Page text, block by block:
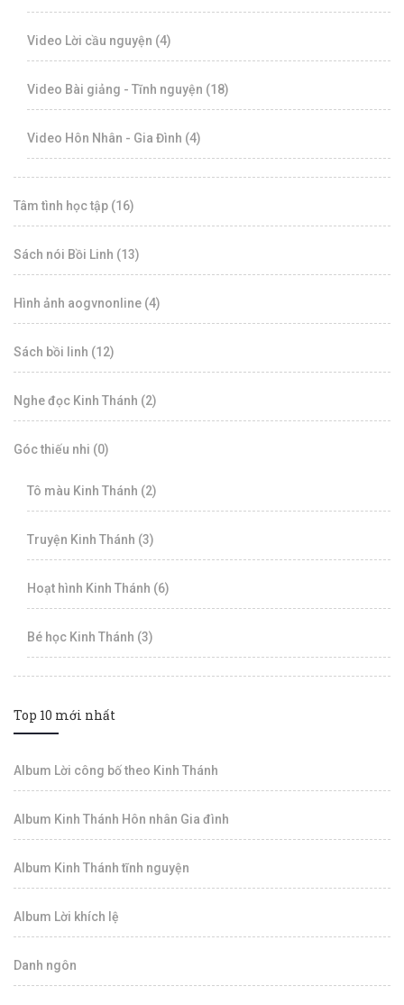
Video Lời cầu nguyện (4)
Video Bài giảng - Tĩnh nguyện (18)
Video Hôn Nhân - Gia Đình (4)
Tâm tình học tập (16)
Sách nói Bồi Linh (13)
Hình ảnh aogvnonline (4)
Sách bồi linh (12)
Nghe đọc Kinh Thánh (2)
Góc thiếu nhi (0)
Tô màu Kinh Thánh (2)
Truyện Kinh Thánh (3)
Hoạt hình Kinh Thánh (6)
Bé học Kinh Thánh (3)
Top 10 mới nhất
Album Lời công bố theo Kinh Thánh
Album Kinh Thánh Hôn nhân Gia đình
Album Kinh Thánh tĩnh nguyện
Album Lời khích lệ
Danh ngôn